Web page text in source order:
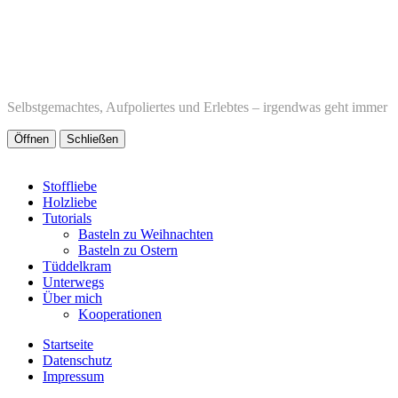
Selbstgemachtes, Aufpoliertes und Erlebtes – irgendwas geht immer
Öffnen Schließen
Stoffliebe
Holzliebe
Tutorials
Basteln zu Weihnachten
Basteln zu Ostern
Tüddelkram
Unterwegs
Über mich
Kooperationen
Startseite
Datenschutz
Impressum